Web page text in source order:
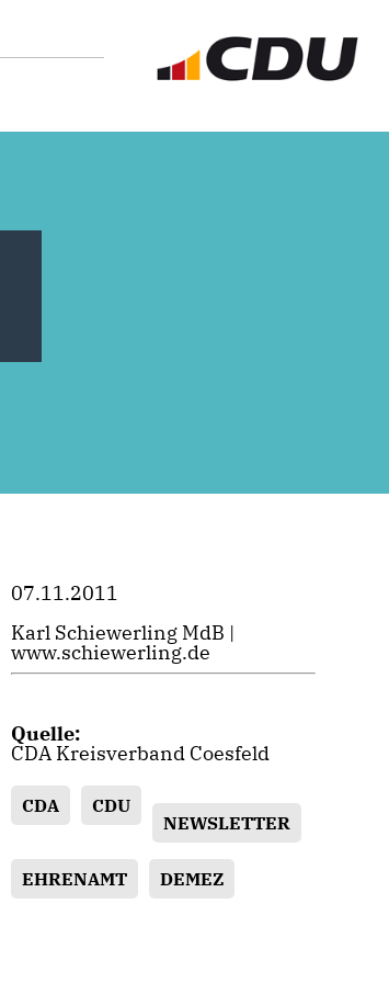
07.11.2011
Karl Schiewerling MdB |
www.schiewerling.de
Quelle:
CDA Kreisverband Coesfeld
CDA CDU
NEWSLETTER
EHRENAMT DEMEZ